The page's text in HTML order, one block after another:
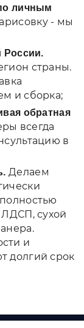
личным
- мы
России.
страны.
и сборка;
обратная
всегда
в
Делаем
ЛДСП, сухой
и
долгий срок